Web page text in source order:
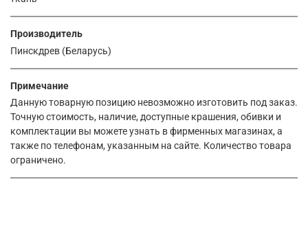
Производитель
Пинскдрев (Беларусь)
Примечание
Данную товарную позицию невозможно изготовить под заказ.
Точную стоимость, наличие, доступные крашения, обивки и
комплектации вы можете узнать в фирменных магазинах, а
также по телефонам, указанным на сайте. Количество товара
ограничено.